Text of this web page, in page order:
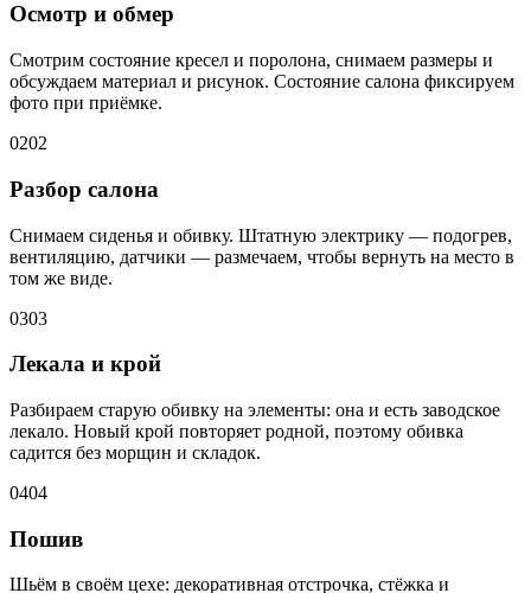
Осмотр и обмер
Смотрим состояние кресел и поролона, снимаем размеры и
обсуждаем материал и рисунок. Состояние салона фиксируем
фото при приёмке.
0202
Разбор салона
Снимаем сиденья и обивку. Штатную электрику — подогрев,
вентиляцию, датчики — размечаем, чтобы вернуть на место в
том же виде.
0303
Лекала и крой
Разбираем старую обивку на элементы: она и есть заводское
лекало. Новый крой повторяет родной, поэтому обивка
садится без морщин и складок.
0404
Пошив
Шьём в своём цехе: декоративная отстрочка, стёжка и